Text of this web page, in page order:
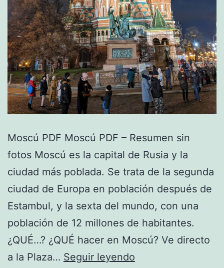
Moscú PDF Moscú PDF – Resumen sin
fotos Moscú es la capital de Rusia y la
ciudad más poblada. Se trata de la segunda
ciudad de Europa en población después de
Estambul,​ y la sexta del mundo, con una
población de 12 millones de habitantes.
¿QUÉ…? ¿QUÉ hacer en Moscú? Ve directo
a la Plaza… Seguir leyendo